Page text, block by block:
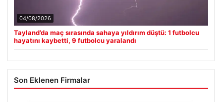
04/08/2026
Tayland’da maç sırasında sahaya yıldırım düştü: 1 futbolcu
hayatını kaybetti, 9 futbolcu yaralandı
Son Eklenen Firmalar